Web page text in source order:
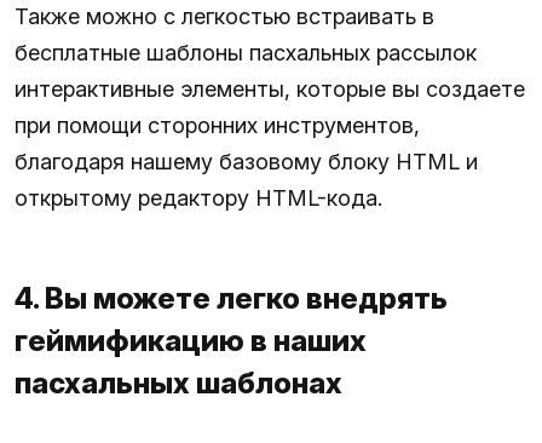
Также можно с легкостью встраивать в
бесплатные шаблоны пасхальных рассылок
интерактивные элементы, которые вы создаете
при помощи сторонних инструментов,
благодаря нашему базовому блоку HTML и
открытому редактору HTML-кода.
4. Вы можете легко внедрять
геймификацию в наших
пасхальных шаблонах